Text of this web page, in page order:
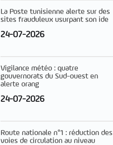
La Poste tunisienne alerte sur des
sites frauduleux usurpant son ide
24-07-2026
Vigilance météo : quatre
gouvernorats du Sud-ouest en
alerte orang
24-07-2026
Route nationale n°1 : réduction des
voies de circulation au niveau